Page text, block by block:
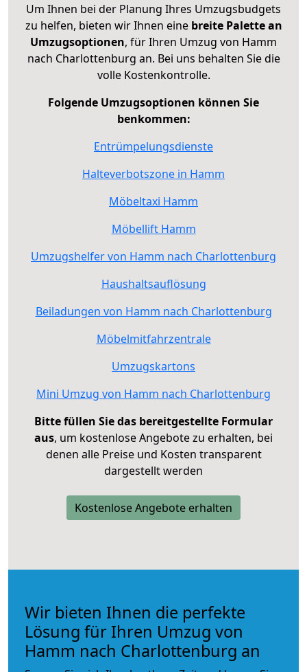
Um Ihnen bei der Planung Ihres Umzugsbudgets
zu helfen, bieten wir Ihnen eine breite Palette an
Umzugsoptionen, für Ihren Umzug von Hamm
nach Charlottenburg an. Bei uns behalten Sie die
volle Kostenkontrolle.
Folgende Umzugsoptionen können Sie
benkommen:
Entrümpelungsdienste
Halteverbotszone in Hamm
Möbeltaxi Hamm
Möbellift Hamm
Umzugshelfer von Hamm nach Charlottenburg
Haushaltsauflösung
Beiladungen von Hamm nach Charlottenburg
Möbelmitfahrzentrale
Umzugskartons
Mini Umzug von Hamm nach Charlottenburg
Bitte füllen Sie das bereitgestellte Formular
aus, um kostenlose Angebote zu erhalten, bei
denen alle Preise und Kosten transparent
dargestellt werden
Kostenlose Angebote erhalten
Wir bieten Ihnen die perfekte
Lösung für Ihren Umzug von
Hamm nach Charlottenburg an